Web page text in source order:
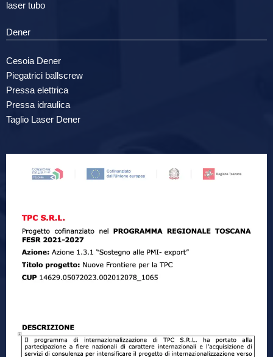
laser tubo
Dener
Cesoia Dener
Piegatrici ballscrew
Pressa elettrica
Pressa idraulica
Taglio Laser Dener